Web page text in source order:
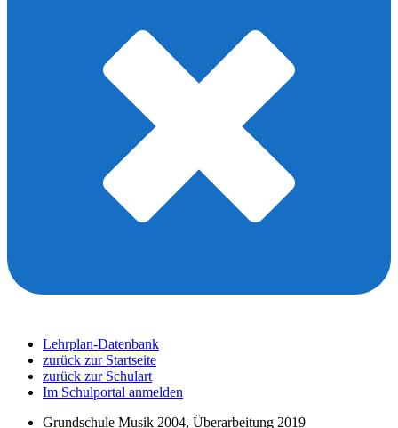
Lehrplan-Datenbank
zurück zur Startseite
zurück zur Schulart
Im Schulportal anmelden
Grundschule Musik 2004, Überarbeitung 2019